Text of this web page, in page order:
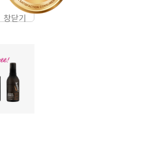
창닫기